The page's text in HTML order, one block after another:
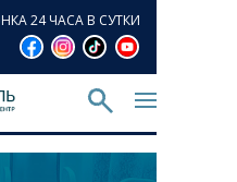
24 ЧАСА В СУТКИ